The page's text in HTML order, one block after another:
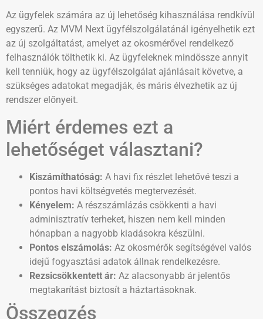
Az ügyfelek számára az új lehetőség kihasználása rendkívül
egyszerű. Az MVM Next ügyfélszolgálatánál igényelhetik ezt
az új szolgáltatást, amelyet az okosmérővel rendelkező
felhasználók tölthetik ki. Az ügyfeleknek mindössze annyit
kell tenniük, hogy az ügyfélszolgálat ajánlásait követve, a
szükséges adatokat megadják, és máris élvezhetik az új
rendszer előnyeit.
Miért érdemes ezt a
lehetőséget választani?
Kiszámíthatóság: A havi fix részlet lehetővé teszi a
pontos havi költségvetés megtervezését.
Kényelem: A részszámlázás csökkenti a havi
adminisztratív terheket, hiszen nem kell minden
hónapban a nagyobb kiadásokra készülni.
Pontos elszámolás: Az okosmérők segítségével valós
idejű fogyasztási adatok állnak rendelkezésre.
Rezsicsökkentett ár: Az alacsonyabb ár jelentős
megtakarítást biztosít a háztartásoknak.
Összegzés